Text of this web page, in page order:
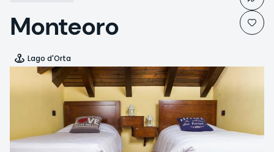
Monteoro
Lago d'Orta